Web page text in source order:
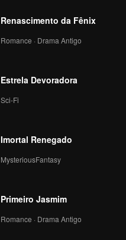
Renascimento da Fênix
Romance · Drama Antigo
Estrela Devoradora
Sci-Fi
Imortal Renegado
MysteriousFantasy
Primeiro Jasmim
Romance · Drama Antigo